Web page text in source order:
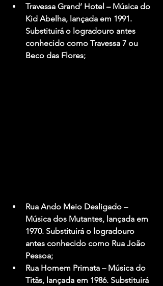
Travessa Grand’ Hotel – Música do
Kid Abelha, lançada em 1991.
Substituirá o logradouro antes
conhecido como Travessa 7 ou
Beco das Flores;
Rua Ando Meio Desligado –
Música dos Mutantes, lançada em
1970. Substituirá o logradouro
antes conhecido como Rua João
Pessoa;
Rua Homem Primata – Música do
Titãs, lançada em 1986. Substituirá